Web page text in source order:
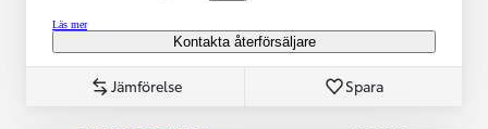
Läs mer
Kontakta återförsäljare
Jämförelse Spara